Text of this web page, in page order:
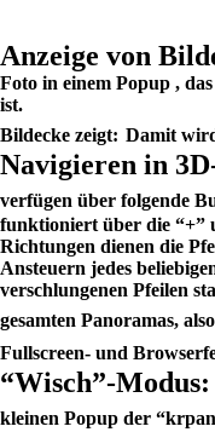
Anzeige von
Foto in einem Popup ,
Bildecke zeigt: Damit
Navigieren in
verfügen über folgende
funktioniert über die “+”
Richtungen dienen die
Ansteuern jedes
verschlungenen Pfeilen
gesamten Panoramas,
Fullscreen- und
“Wisch”-Modus:
kleinen Popup der